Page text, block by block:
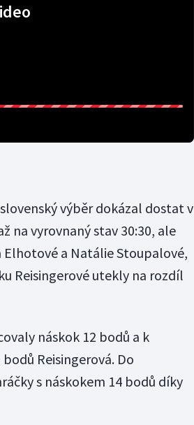
výběr dokázal dostat v
na vyrovnaný stav 30:30, ale
a Natálie Stoupalové,
Reisingerové utekly na rozdíl
náskok 12 bodů a k
Reisingerová. Do
s náskokem 14 bodů díky